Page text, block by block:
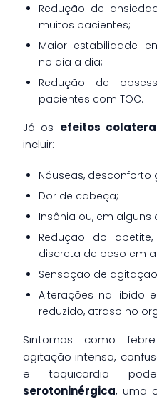
Redução de
muitos pacientes;
Maior estabilidade
no dia a dia;
Redução de
pacientes com TOC.
Já os efeitos
incluir:
Náuseas, desconforto
Dor de cabeça;
Insônia ou, em alguns
Redução do
discreta de peso em
Sensação de
Alterações na libido
reduzido, atraso no
Sintomas como
agitação intensa,
e taquicardia
serotoninérgica, uma